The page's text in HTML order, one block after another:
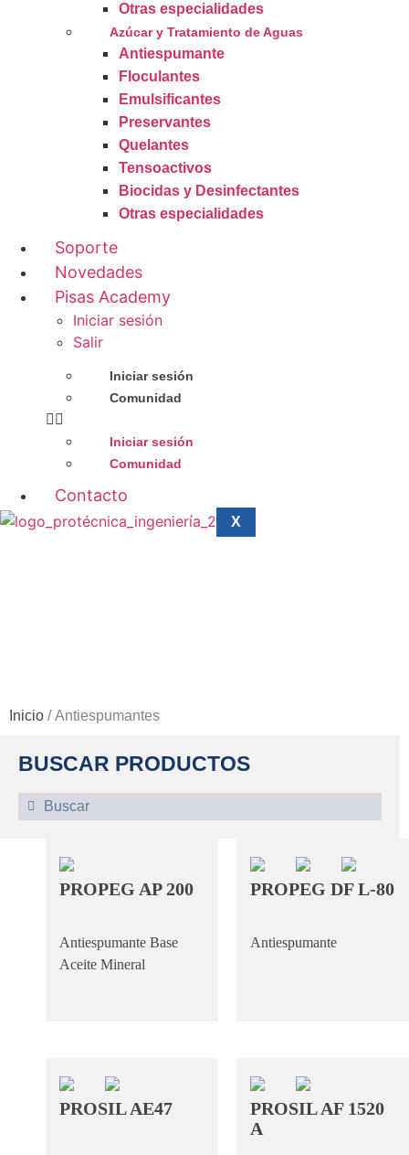
Otras especialidades
Azúcar y Tratamiento de Aguas
Antiespumante
Floculantes
Emulsificantes
Preservantes
Quelantes
Tensoactivos
Biocidas y Desinfectantes
Otras especialidades
Soporte
Novedades
Pisas Academy
Iniciar sesión
Salir
Iniciar sesión
Comunidad
Iniciar sesión
Comunidad
Contacto
X
Inicio / Antiespumantes
BUSCAR PRODUCTOS
PROPEG AP 200
Antiespumante Base
Aceite Mineral
PROPEG DF L-80
Antiespumante
PROSIL AE47
PROSIL AF 1520
A